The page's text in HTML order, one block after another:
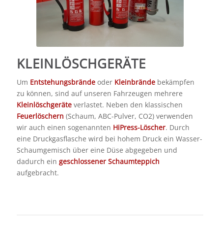
KLEINLÖSCHGERÄTE
Um Entstehungsbrändeoder Kleinbrändebekämpfen
zu können, sind auf unseren Fahrzeugen mehrere
Kleinlöschgeräteverlastet. Neben den klassischen
Feuerlöschern (Schaum, ABC-Pulver, CO2) verwenden
wir auch einen sogenannten HiPress-Löscher. Durch
eine Druckgasflasche wird bei hohem Druck ein Wasser-
Schaumgemisch über eine Düse abgegeben und
dadurch ein geschlossener Schaumteppich
aufgebracht.